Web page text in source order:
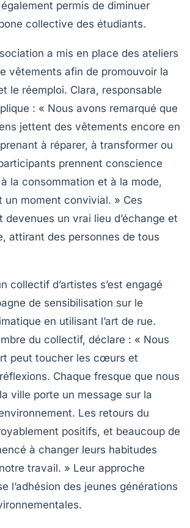
permis de diminuer
collective des étudiants.
a mis en place des ateliers
vêtements afin de promouvoir la
le réemploi. Clara, responsable
: « Nous avons remarqué que
jettent des vêtements encore en
à réparer, à transformer ou
prennent conscience
la consommation et à la mode,
un moment convivial. » Ces
devenues un vrai lieu d’échange et
attirant des personnes de tous
collectif d’artistes s’est engagé
de sensibilisation sur le
en utilisant l’art de rue.
du collectif, déclare : « Nous
peut toucher les cœurs et
Chaque fresque que nous
ville porte un message sur la
Les retours du
positifs, et beaucoup de
à changer leurs habitudes
travail. » Leur approche
l’adhésion des jeunes générations